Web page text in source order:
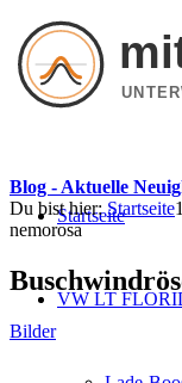
Startseite
VW LT
Blog - Aktuelle
Du bist hier: Startseite1
nemorosa
Bilder